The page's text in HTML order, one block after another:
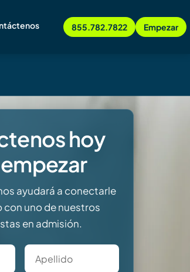
855.782.7822 Empezar
hoy
ayudará a conectarle
con uno de nuestros
en admisión.